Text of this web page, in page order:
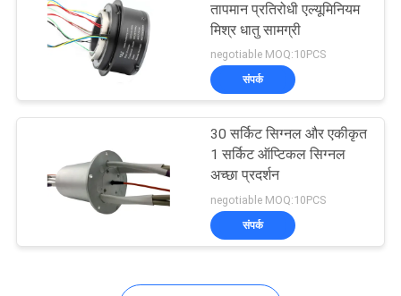
पैनकेक पर्ची की अंगूठी
तापमान प्रतिरोधी एल्यूमिनियम
मिश्र धातु सामग्री
negotiable MOQ:10PCS
संपर्क
30 सर्किट सिग्नल और एकीकृत
1 सर्किट ऑप्टिकल सिग्नल
अच्छा प्रदर्शन
negotiable MOQ:10PCS
संपर्क